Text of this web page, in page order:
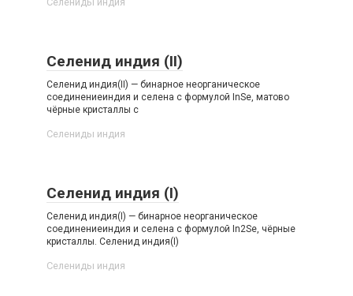
Селенид индия (II)
Селенид индия(II) — бинарное неорганическое
соединениеиндия и селена с формулой InSe, матово
чёрные кристаллы с
Селениды индия‎
Селенид индия (I)
Селенид индия(I) — бинарное неорганическое
соединениеиндия и селена с формулой In2Se, чёрные
кристаллы. Селенид индия​(I)​
Селениды индия‎